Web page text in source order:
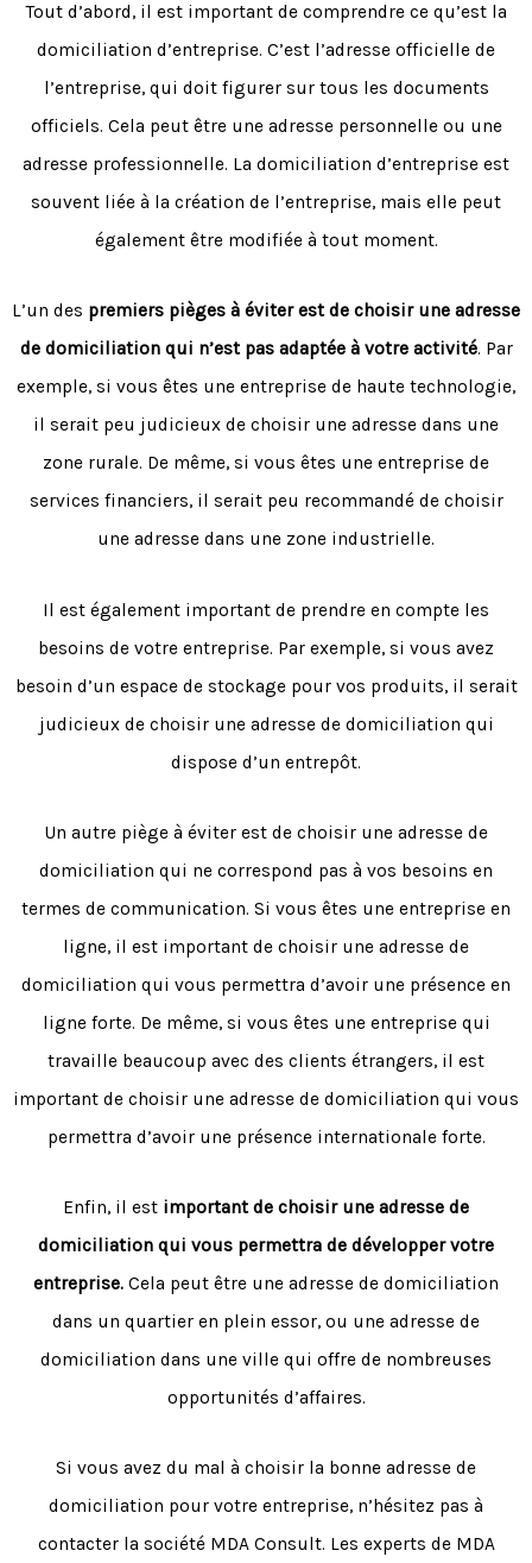
Tout d’abord, il est important de comprendre ce qu’est la
domiciliation d’entreprise. C’est l’adresse officielle de
l’entreprise, qui doit figurer sur tous les documents
officiels. Cela peut être une adresse personnelle ou une
adresse professionnelle. La domiciliation d’entreprise est
souvent liée à la création de l’entreprise, mais elle peut
également être modifiée à tout moment.
L’un des premiers pièges à éviter est de choisir une adresse
de domiciliation qui n’est pas adaptée à votre activité. Par
exemple, si vous êtes une entreprise de haute technologie,
il serait peu judicieux de choisir une adresse dans une
zone rurale. De même, si vous êtes une entreprise de
services financiers, il serait peu recommandé de choisir
une adresse dans une zone industrielle.
Il est également important de prendre en compte les
besoins de votre entreprise. Par exemple, si vous avez
besoin d’un espace de stockage pour vos produits, il serait
judicieux de choisir une adresse de domiciliation qui
dispose d’un entrepôt.
Un autre piège à éviter est de choisir une adresse de
domiciliation qui ne correspond pas à vos besoins en
termes de communication. Si vous êtes une entreprise en
ligne, il est important de choisir une adresse de
domiciliation qui vous permettra d’avoir une présence en
ligne forte. De même, si vous êtes une entreprise qui
travaille beaucoup avec des clients étrangers, il est
important de choisir une adresse de domiciliation qui vous
permettra d’avoir une présence internationale forte.
Enfin, il est important de choisir une adresse de
domiciliation qui vous permettra de développer votre
entreprise. Cela peut être une adresse de domiciliation
dans un quartier en plein essor, ou une adresse de
domiciliation dans une ville qui offre de nombreuses
opportunités d’affaires.
Si vous avez du mal à choisir la bonne adresse de
domiciliation pour votre entreprise, n’hésitez pas à
contacter la société MDA Consult. Les experts de MDA